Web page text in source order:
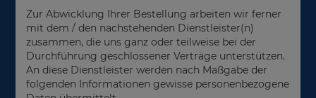
Zur Abwicklung Ihrer Bestellung arbeiten wir ferner
mit dem / den nachstehenden Dienstleister(n)
zusammen, die uns ganz oder teilweise bei der
Durchführung geschlossener Verträge unterstützen.
An diese Dienstleister werden nach Maßgabe der
folgenden Informationen gewisse personenbezogene